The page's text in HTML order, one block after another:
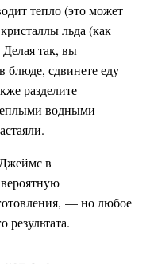
тепло (это может
льда (как
так, вы
блюде, сдвинете еду
разделите
водными
в
— но любое
результата.